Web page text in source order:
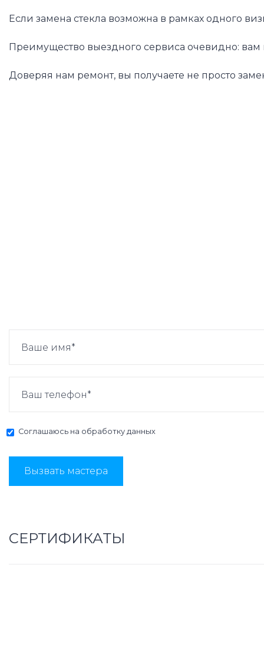
Если замена стекла возможна в рамках одного
Преимущество выездного сервиса очевидно: вам
Доверяя нам ремонт, вы получаете не просто
Соглашаюсь на обработку данных
Вызвать мастера
СЕРТИФИКАТЫ